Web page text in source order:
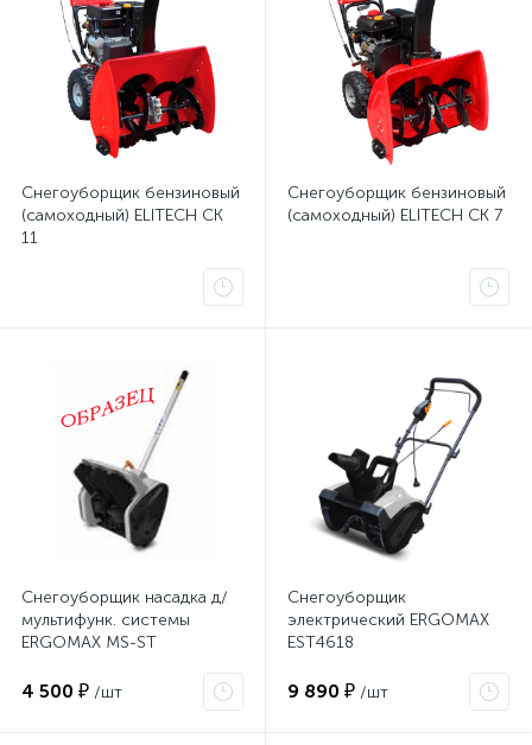
Снегоуборщик бензиновый
(самоходный) ELITECH СК
11
Снегоуборщик бензиновый
(самоходный) ELITECH СК 7
Снегоуборщик насадка д/
мультифунк. системы
ERGOMAX MS-ST
4 500 ₽ /шт
Снегоуборщик
электрический ERGOMAX
EST4618
9 890 ₽ /шт